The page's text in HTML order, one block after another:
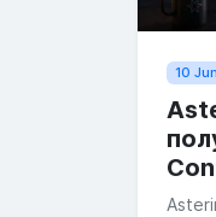
10 Jun